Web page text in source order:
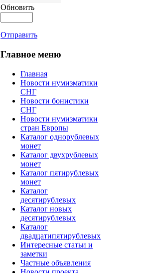
Обновить
Отправить
Главное меню
Главная
Новости нумизматики
СНГ
Новости бонистики
СНГ
Новости нумизматики
стран Европы
Каталог однорублевых
монет
Каталог двухрублевых
монет
Каталог пятирублевых
монет
Каталог
десятирублевых
Каталог новых
десятирублевых
Каталог
двадцатипятирублевых
Интересные статьи и
заметки
Частные объявления